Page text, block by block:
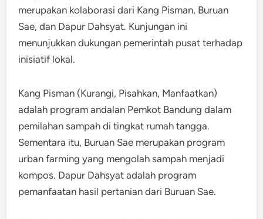
merupakan kolaborasi dari Kang Pisman, Buruan
Sae, dan Dapur Dahsyat. Kunjungan ini
menunjukkan dukungan pemerintah pusat terhadap
inisiatif lokal.
Kang Pisman (Kurangi, Pisahkan, Manfaatkan)
adalah program andalan Pemkot Bandung dalam
pemilahan sampah di tingkat rumah tangga.
Sementara itu, Buruan Sae merupakan program
urban farming yang mengolah sampah menjadi
kompos. Dapur Dahsyat adalah program
pemanfaatan hasil pertanian dari Buruan Sae.